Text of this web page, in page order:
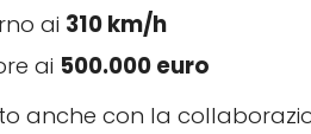
ai 310 km/h
ai 500.000 euro
anche con la